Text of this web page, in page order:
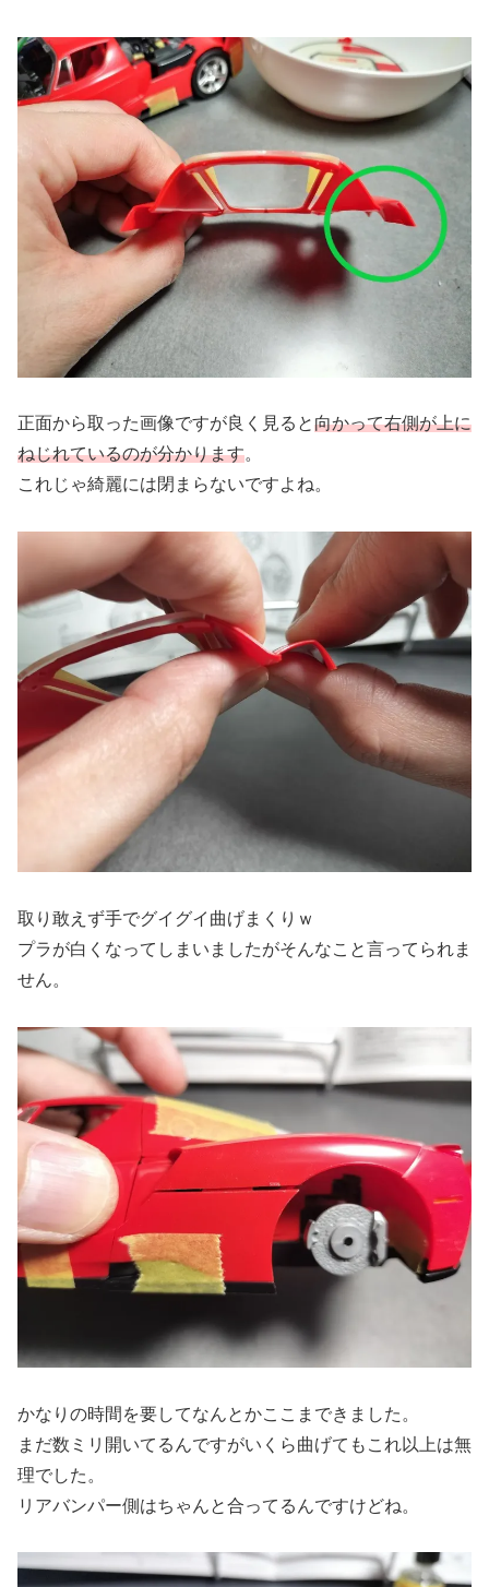
正面から取った画像ですが良く見ると向かって右側が上に
ねじれているのが分かります。
これじゃ綺麗には閉まらないですよね。
取り敢えず手でグイグイ曲げまくりｗ
プラが白くなってしまいましたがそんなこと言ってられま
せん。
かなりの時間を要してなんとかここまできました。
まだ数ミリ開いてるんですがいくら曲げてもこれ以上は無
理でした。
リアバンパー側はちゃんと合ってるんですけどね。